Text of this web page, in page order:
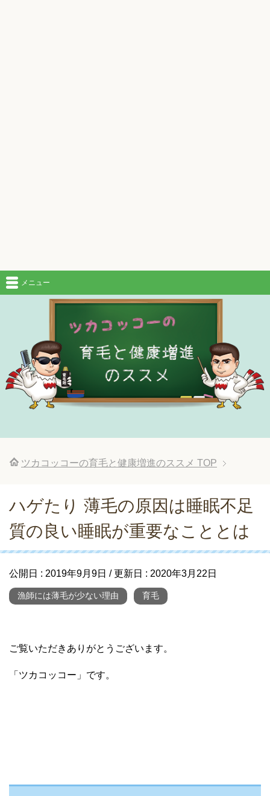
メニュー
ツカコッコーの育毛と健康増進のススメ TOP
ハゲたり 薄毛の原因は睡眠不足
質の良い睡眠が重要なこととは
公開日 : 2019年9月9日 / 更新日 : 2020年3月22日
漁師には薄毛が少ない理由 育毛
ご覧いただきありがとうございます。
「ツカコッコー」です。